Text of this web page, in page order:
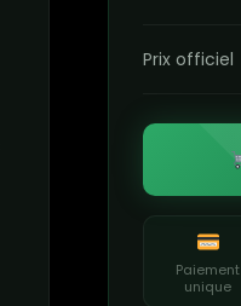
Prix officiel
Paiement
unique